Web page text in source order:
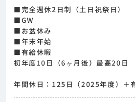
■完全週休2日制（土日祝祭日）
■GW
■お盆休み
■年末年始
■有給休暇
初年度10日（6ヶ月後）最高20日
年間休日：125日（2025年度）＋